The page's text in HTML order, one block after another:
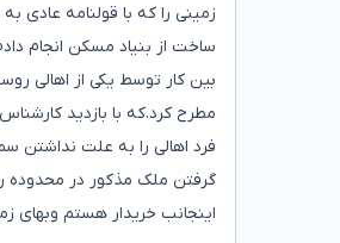
زمینی را که با قولنامه عادی
ساخت از بنیاد مسکن انجام
بین کار توسط یکی از اهالی
مطرح کرد.که با بازدید
فرد اهالی را به علت نداشتن
گرفتن ملک مذکور در محدوده
اینجانب خریدار هستم وبهای